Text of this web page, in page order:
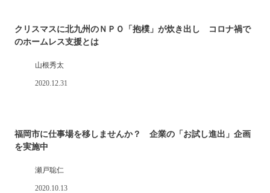
クリスマスに北九州のＮＰＯ「抱樸」が炊き出し コロナ禍で
のホームレス支援とは
山根秀太
2020.12.31
福岡市に仕事場を移しませんか？ 企業の「お試し進出」企画
を実施中
瀬戸聡仁
2020.10.13